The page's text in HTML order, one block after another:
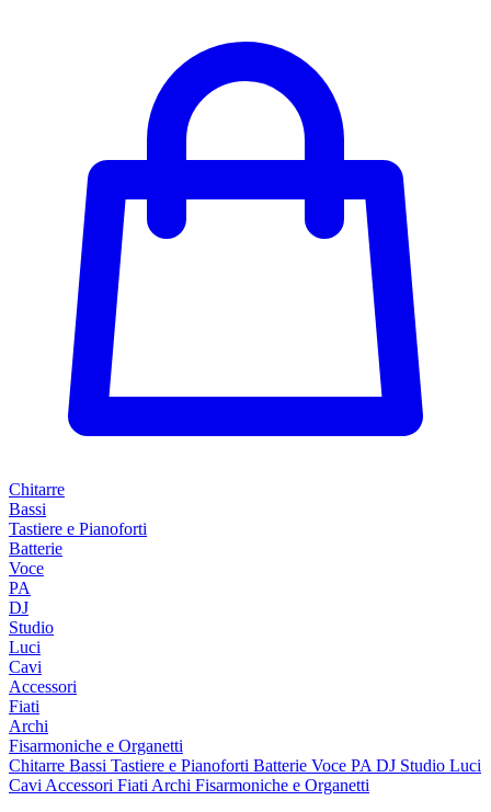
Chitarre
Bassi
Tastiere e Pianoforti
Batterie
Voce
PA
DJ
Studio
Luci
Cavi
Accessori
Fiati
Archi
Fisarmoniche e Organetti
Chitarre Bassi Tastiere e Pianoforti Batterie Voce PA DJ Studio Luci
Cavi Accessori Fiati Archi Fisarmoniche e Organetti